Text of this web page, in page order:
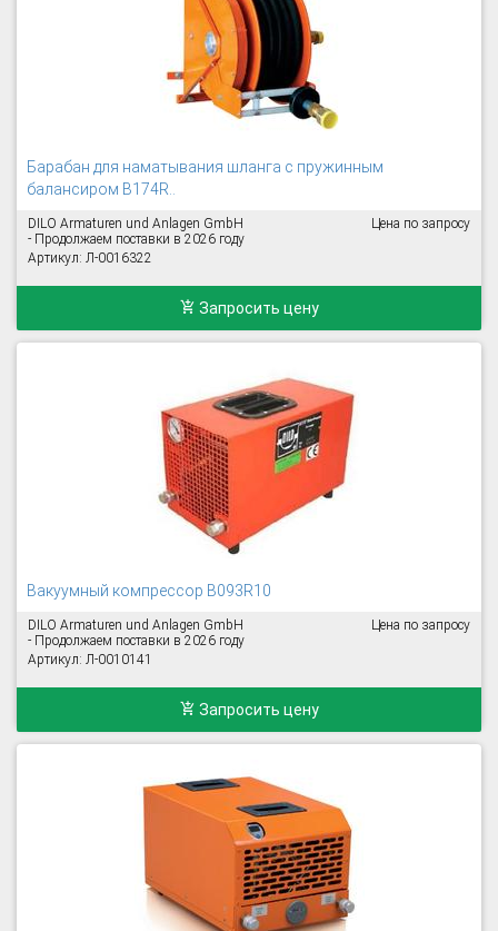
Барабан для наматывания шланга с пружинным
балансиром B174R..
DILO Armaturen und Anlagen GmbH
- Продолжаем поставки в 2026 году
Артикул: Л-0016322
Цена по запросу
Запросить цену
Вакуумный компрессор B093R10
DILO Armaturen und Anlagen GmbH
- Продолжаем поставки в 2026 году
Артикул: Л-0010141
Цена по запросу
Запросить цену